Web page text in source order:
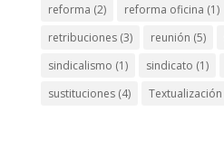
reforma (2) reforma oficina (1)
retribuciones(3) reunión (5)
sindicalismo (1) sindicato (1)
sustituciones(4) Textualización